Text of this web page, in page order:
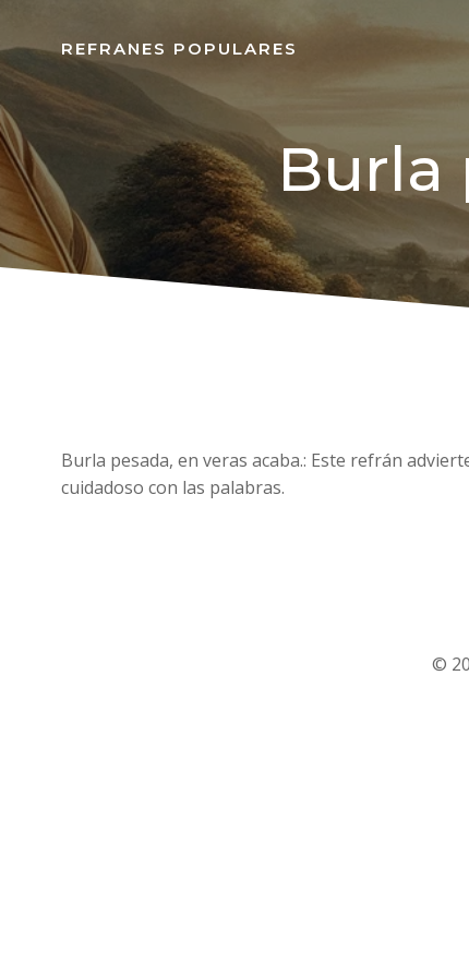
REFRANES POPULARES
Burla
Burla pesada, en veras acaba.: Este refrán
cuidadoso con las palabras.
©